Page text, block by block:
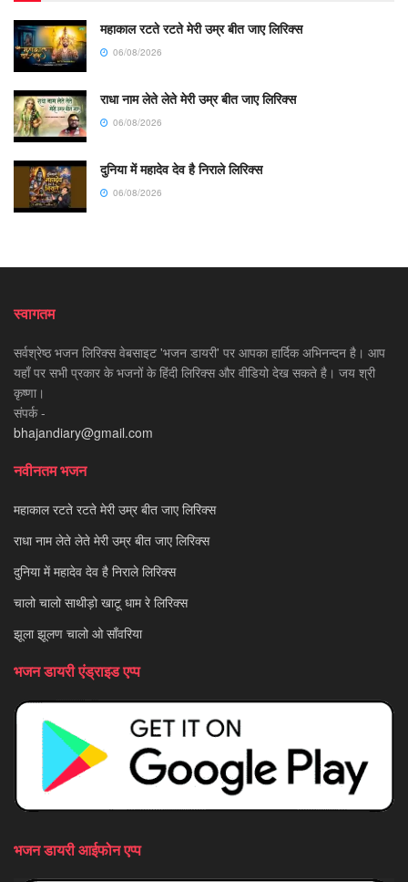
महाकाल रटते रटते मेरी उम्र बीत जाए लिरिक्स
06/08/2026
राधा नाम लेते लेते मेरी उम्र बीत जाए लिरिक्स
06/08/2026
दुनिया में महादेव देव है निराले लिरिक्स
06/08/2026
स्वागतम
सर्वश्रेष्ठ भजन लिरिक्स वेबसाइट 'भजन डायरी' पर आपका हार्दिक अभिनन्दन है। आप
यहाँ पर सभी प्रकार के भजनों के हिंदी लिरिक्स और वीडियो देख सकते है। जय श्री
कृष्णा।
संपर्क -
bhajandiary@gmail.com
नवीनतम भजन
महाकाल रटते रटते मेरी उम्र बीत जाए लिरिक्स
राधा नाम लेते लेते मेरी उम्र बीत जाए लिरिक्स
दुनिया में महादेव देव है निराले लिरिक्स
चालो चालो साथीड़ो खाटू धाम रे लिरिक्स
झूला झूलण चालो ओ साँवरिया
भजन डायरी एंड्राइड एप्प
भजन डायरी आईफोन एप्प